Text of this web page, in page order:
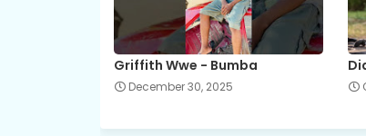
Griffith Wwe - Bumba
December 30, 2025